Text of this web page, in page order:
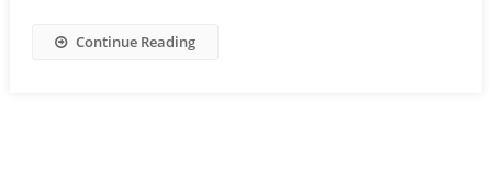
Continue Reading